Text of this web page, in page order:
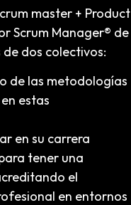
master + Product
Scrum Manager® de
dos colectivos:
de las metodologías
estas
en su carrera
tener una
el
en entornos